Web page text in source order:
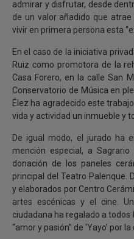
admirar y disfrutar, desde
de un valor añadido que
vivir en primera persona esta
En el caso de la iniciativa
Ruiz como promotora de la
Casa Forero, en la calle San
Conservatorio de Música en
Élez ha agradecido este
vida y actividad un inmueble y
De igual modo, el jurado ha
mención especial, a
donación de los paneles
principal del Teatro Palenque.
y elaborados por Centro
artes escénicas y el cine.
ciudadana ha regalado a todos
“amor y pasión” de ‘Yayo’ por